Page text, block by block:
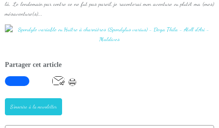
là. Le lendemain par contre ce ne fut pas pareil, je raconterai mon aventure ou plutôt ma (mes)
mésaventure(s)...
Partager cet article
S'inscrire à la newsletter